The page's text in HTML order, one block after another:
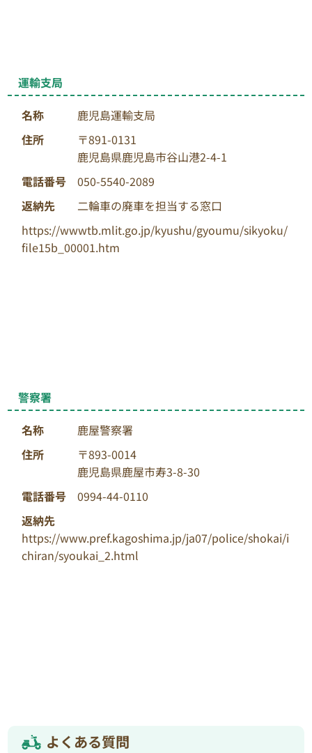
運輸支局
名称
鹿児島運輸支局
住所
〒891-0131
鹿児島県鹿児島市谷山港2-4-1
電話番号
050-5540-2089
返納先
二輪車の廃車を担当する窓口
https://wwwtb.mlit.go.jp/kyushu/gyoumu/sikyoku/
file15b_00001.htm
警察署
名称
鹿屋警察署
住所
〒893-0014
鹿児島県鹿屋市寿3-8-30
電話番号
0994-44-0110
返納先
https://www.pref.kagoshima.jp/ja07/police/shokai/i
chiran/syoukai_2.html
よくある質問